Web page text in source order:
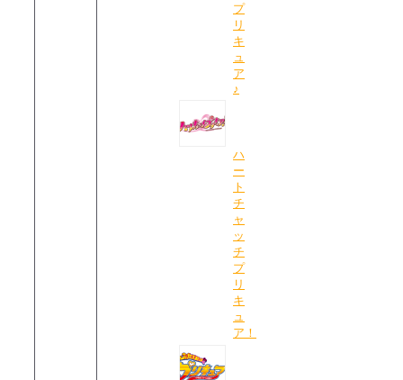
プ
リ
キ
ュ
ア
♪
ハ
ー
ト
チ
ャ
ッ
チ
プ
リ
キ
ュ
ア！